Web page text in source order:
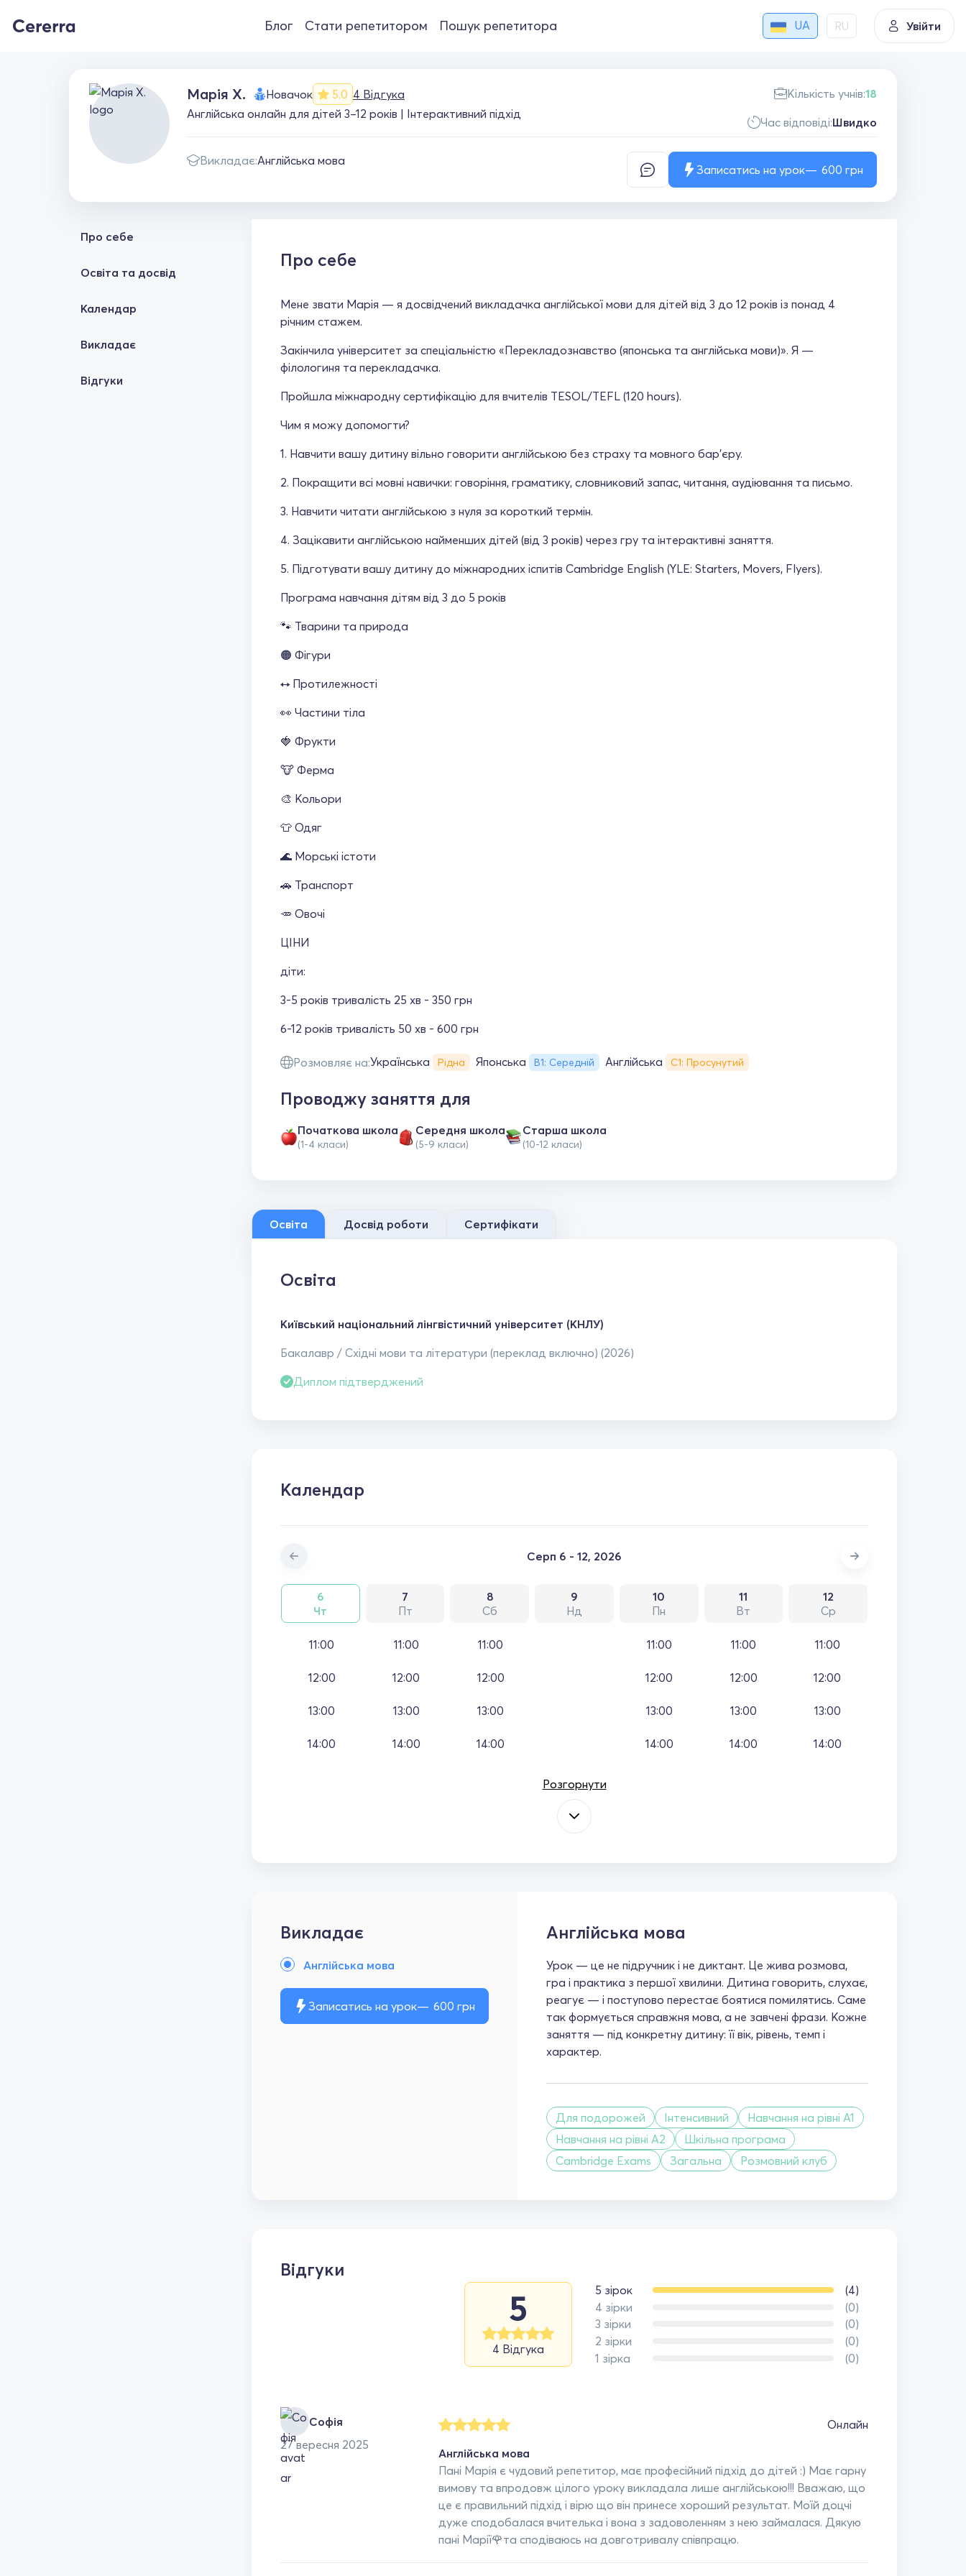
Блог Стати репетитором Пошук репетитора UA RU Увійти
Марія Х. Новачок 5.0 4 Відгука
Англійська онлайн для дітей 3–12 років | Інтерактивний підхід
Викладає:Англійська мова
Кількість учнів:18
Час відповіді:Швидко
Записатись на урок 600 грн
Про себе
Освіта та досвід
Календар
Викладає
Відгуки
Про себе
Мене звати Марія — я досвідчений викладачка англійської мови для дітей від 3 до 12 років із понад 4
річним стажем.
Закінчила університет за спеціальністю «Перекладознавство (японська та англійська мови)». Я —
філологиня та перекладачка.
Пройшла міжнародну сертифікацію для вчителів TESOL/TEFL (120 hours).
Чим я можу допомогти?
1. Навчити вашу дитину вільно говорити англійською без страху та мовного бар'єру.
2. Покращити всі мовні навички: говоріння, граматику, словниковий запас, читання, аудіювання та письмо.
3. Навчити читати англійською з нуля за короткий термін.
4. Зацікавити англійською найменших дітей (від 3 років) через гру та інтерактивні заняття.
5. Підготувати вашу дитину до міжнародних іспитів Cambridge English (YLE: Starters, Movers, Flyers).
Програма навчання дітям від 3 до 5 років
🐾 Тварини та природа
🟠 Фігури
↔️ Протилежності
👀 Частини тіла
🍓 Фрукти
🐮 Ферма
🎨 Кольори
👕 Одяг
🌊 Морські істоти
🚗 Транспорт
🥕 Овочі
ЦІНИ
діти:
3-5 років тривалість 25 хв - 350 грн
6-12 років тривалість 50 хв - 600 грн
Розмовляє на:Українська Рідна Японська В1: Середній Англійська С1: Просунутий
Проводжу заняття для
Початкова школа
(1-4 класи)
Середня школа
(5-9 класи)
Старша школа
(10-12 класи)
Освіта Досвід роботи Сертифікати
Освіта
Київський національний лінгвістичний університет (КНЛУ)
Бакалавр / Східні мови та літератури (переклад включно) (2026)
Диплом підтверджений
Календар
Серп 6 - 12, 2026
6
Чт
7
Пт
8
Сб
9
Нд
10
Пн
11
Вт
12
Ср
11:00
12:00
13:00
14:00
11:00
12:00
13:00
14:00
11:00
12:00
13:00
14:00
11:00
12:00
13:00
14:00
11:00
12:00
13:00
14:00
11:00
12:00
13:00
14:00
Розгорнути
Викладає
Англійська мова
Записатись на урок 600 грн
Англійська мова
Урок — це не підручник і не диктант. Це жива розмова,
гра і практика з першої хвилини. Дитина говорить, слухає,
реагує — і поступово перестає боятися помилятись. Саме
так формується справжня мова, а не завчені фрази. Кожне
заняття — під конкретну дитину: її вік, рівень, темп і
характер.
Для подорожей Інтенсивний
Навчання на рівні A1
Навчання на рівні A2
Шкільна програма
Cambridge Exams
Загальна Розмовний клуб
Відгуки
5
4 Відгука
5 зірок
(4)
4 зірки
(0)
3 зірки
(0)
2 зірки
(0)
1 зірка
(0)
Софія
27 вересня 2025
Онлайн
Англійська мова
Пані Марія є чудовий репетитор, має професійний підхід до дітей :) Має гарну
вимову та впродовж цілого уроку викладала лише англійською!!! Вважаю, що
це є правильний підхід і вірю що він принесе хороший результат. Моїй доцчі
дуже сподобалася вчителька і вона з задоволенням з нею займалася. Дякую
пані Марії🌹та сподіваюсь на довготривалу співпрацю.